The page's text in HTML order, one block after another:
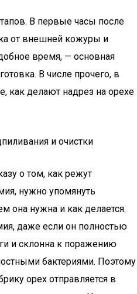
В первые часы после
от внешней кожуры и
время, — основная
В числе прочего, в
как делают надрез на орехе
и очистки
о том, как режут
нужно упомянуть
она нужна и как делается.
даже если он полностью
и склонна к поражению
бактериями. Поэтому
орех отправляется в